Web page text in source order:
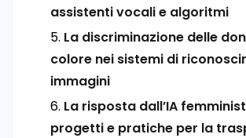
assistenti vocali e algoritmi
La discriminazione delle
colore nei sistemi di
immagini
La risposta dall’IA
progetti e pratiche per la